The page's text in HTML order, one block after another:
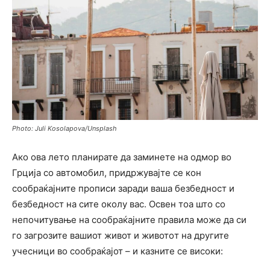
Photo: Juli Kosolapova/Unsplash
Ако ова лето планирате да заминете на одмор во
Грција со автомобил, придржувајте се кон
сообраќајните прописи заради ваша безбедност и
безбедност на сите околу вас. Освен тоа што со
непочитување на сообраќајните правила може да си
го загрозите вашиот живот и животoт на другите
учесници во сообраќајот – и казните се високи: